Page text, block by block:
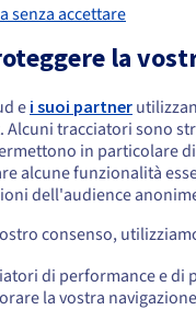
Grazie alla
video, JS/CSS)
anche
che la
un ordine da Stati
un account.
us.ovhcloud.com/
senza accettare
la
ei suoi partner
Alcuni tracciatori sono
in particolare
alcune funzionalità
dell'audience
consenso,
di performance e di
la vostra